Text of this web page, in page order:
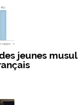
jeunes